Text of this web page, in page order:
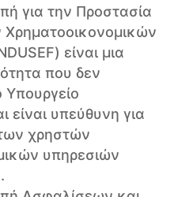
για την Προστασία
είναι μια
που δεν
Υπουργείο
είναι υπεύθυνη για
χρηστών
υπηρεσιών